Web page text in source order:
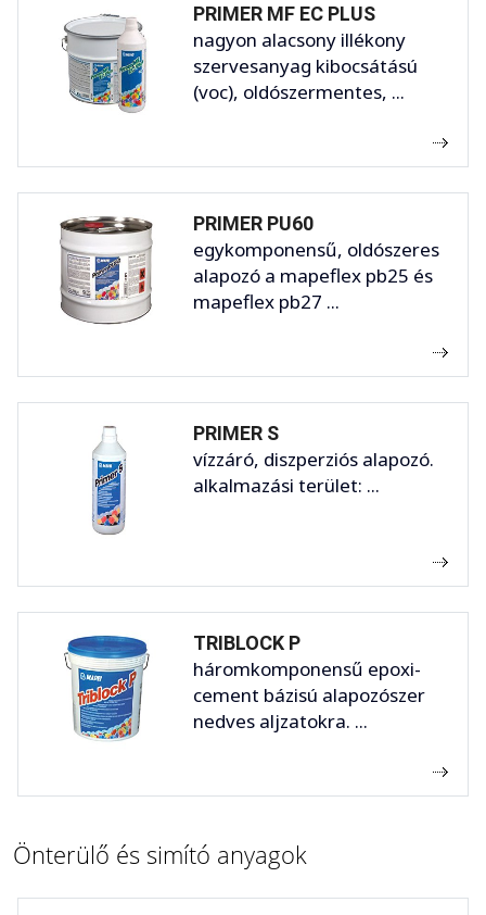
PRIMER MF EC PLUS
nagyon alacsony illékony
szervesanyag kibocsátású
(voc), oldószermentes, ...
PRIMER PU60
egykomponensű, oldószeres
alapozó a mapeflex pb25 és
mapeflex pb27 ...
PRIMER S
vízzáró, diszperziós alapozó.
alkalmazási terület: ...
TRIBLOCK P
háromkomponensű epoxi-
cement bázisú alapozószer
nedves aljzatokra. ...
Önterülő és simító anyagok